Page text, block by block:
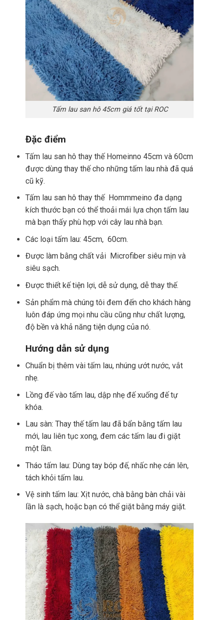
Tấm lau san hô 45cm giá tốt tại ROC
Đặc điểm
Tấm lau san hô thay thế Homeinno 45cm và 60cm
được dùng thay thế cho những tấm lau nhà đã quá
cũ kỹ.
Tấm lau san hô thay thế Hommmeino đa dạng
kích thước bạn có thể thoải mái lựa chọn tấm lau
mà bạn thấy phù hợp với cây lau nhà bạn.
Các loại tấm lau: 45cm, 60cm.
Được làm bằng chất vải Microfiber siêu mịn và
siêu sạch.
Được thiết kế tiện lợi, dễ sử dụng, dễ thay thế.
Sản phẩm mà chúng tôi đem đến cho khách hàng
luôn đáp ứng mọi nhu cầu cũng như chất lượng,
độ bền và khả năng tiện dụng của nó.
Hướng dẫn sử dụng
Chuẩn bị thêm vài tấm lau, nhúng ướt nước, vắt
nhẹ.
Lồng đế vào tấm lau, dập nhẹ đế xuống đế tự
khóa.
Lau sàn: Thay thế tấm lau đã bẩn bằng tấm lau
mới, lau liên tục xong, đem các tấm lau đi giặt
một lần.
Tháo tấm lau: Dùng tay bóp đế, nhấc nhẹ cán lên,
tách khỏi tấm lau.
Vệ sinh tấm lau: Xịt nước, chà bằng bàn chải vài
lần là sạch, hoặc bạn có thể giặt bằng máy giặt.